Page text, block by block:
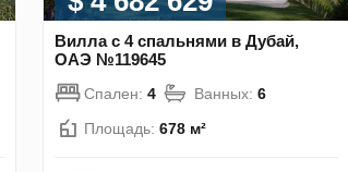
Вилла с 4 спальнями в Дубай,
ОАЭ №119645
Спален: 4 Ванных: 6
Площадь: 678 м²